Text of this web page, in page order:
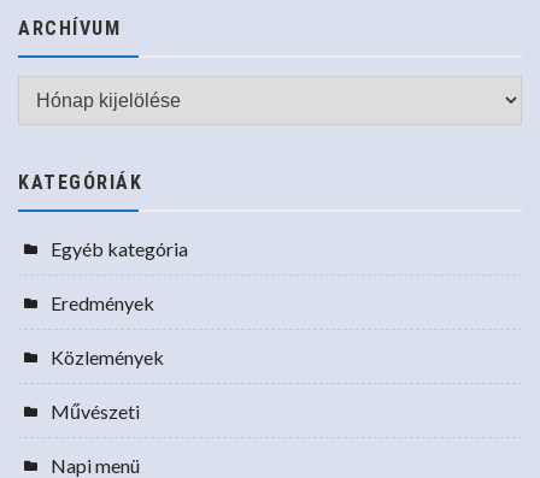
ARCHÍVUM
Archívum
KATEGÓRIÁK
Egyéb kategória
Eredmények
Közlemények
Művészeti
Napi menü